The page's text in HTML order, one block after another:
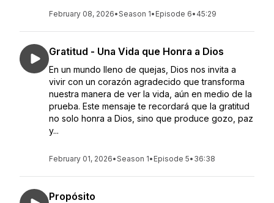
February 08, 2026•Season 1• Episode 6• 45:29
Gratitud - Una Vida que Honra a Dios
En un mundo lleno de quejas, Dios nos invita a
vivir con un corazón agradecido que transforma
nuestra manera de ver la vida, aún en medio de la
prueba. Este mensaje te recordará que la gratitud
no solo honra a Dios, sino que produce gozo, paz
y...
February 01, 2026•Season 1• Episode 5• 36:38
Propósito